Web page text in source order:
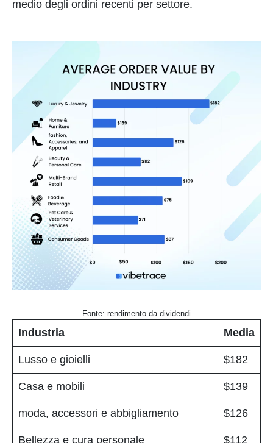
medio degli ordini recenti per settore.
Fonte: rendimento da dividendi
Industria Media
Lusso e gioielli $182
Casa e mobili $139
moda, accessori e abbigliamento $126
Bellezza e cura personale $112